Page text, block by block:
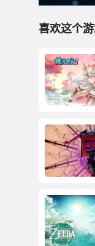
喜欢这个
无商城开放
网游
双人合作游
愧的神作！